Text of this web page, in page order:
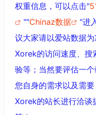
权重信息，可以点击"
""Chinaz数据
"进
议大家请以爱站数据
Xorek的访问速度、搜
验等；当然要评估一
您自身的需求以及需
Xorek的站长进行洽谈